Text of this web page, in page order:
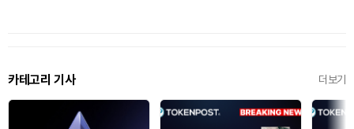
카테고리 기사 더보기